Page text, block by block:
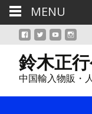
鈴木正
中国輸入物販・
MENU